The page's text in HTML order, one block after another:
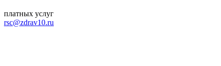
платных услуг
rsc@zdrav10.ru